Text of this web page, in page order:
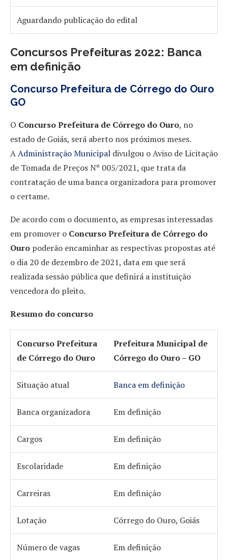
Aguardando publicação do edital
Concursos Prefeituras 2022: Banca
em definição
Concurso Prefeitura de Córrego do Ouro
GO
O Concurso Prefeitura de Córrego do Ouro, no
estado de Goiás, será aberto nos próximos meses.
AAdministração Municipal divulgou o Aviso de Licitação
de Tomada de Preços Nº 005/2021, que trata da
contratação de uma banca organizadora para promover
o certame.
De acordo com o documento, as empresas interessadas
em promover o Concurso Prefeitura de Córrego do
Ouro poderão encaminhar as respectivas propostas até
o dia 20 de dezembro de 2021, data em que será
realizada sessão pública que definirá a instituição
vencedora do pleito.
Resumo do concurso
Concurso Prefeitura
de Córrego do Ouro
Prefeitura Municipal de
Córrego do Ouro – GO
Situação atual Banca em definição
Banca organizadora Em definição
Cargos Em definição
Escolaridade Em definição
Carreiras Em definição
Lotação Córrego do Ouro, Goiás
Número de vagas Em definição